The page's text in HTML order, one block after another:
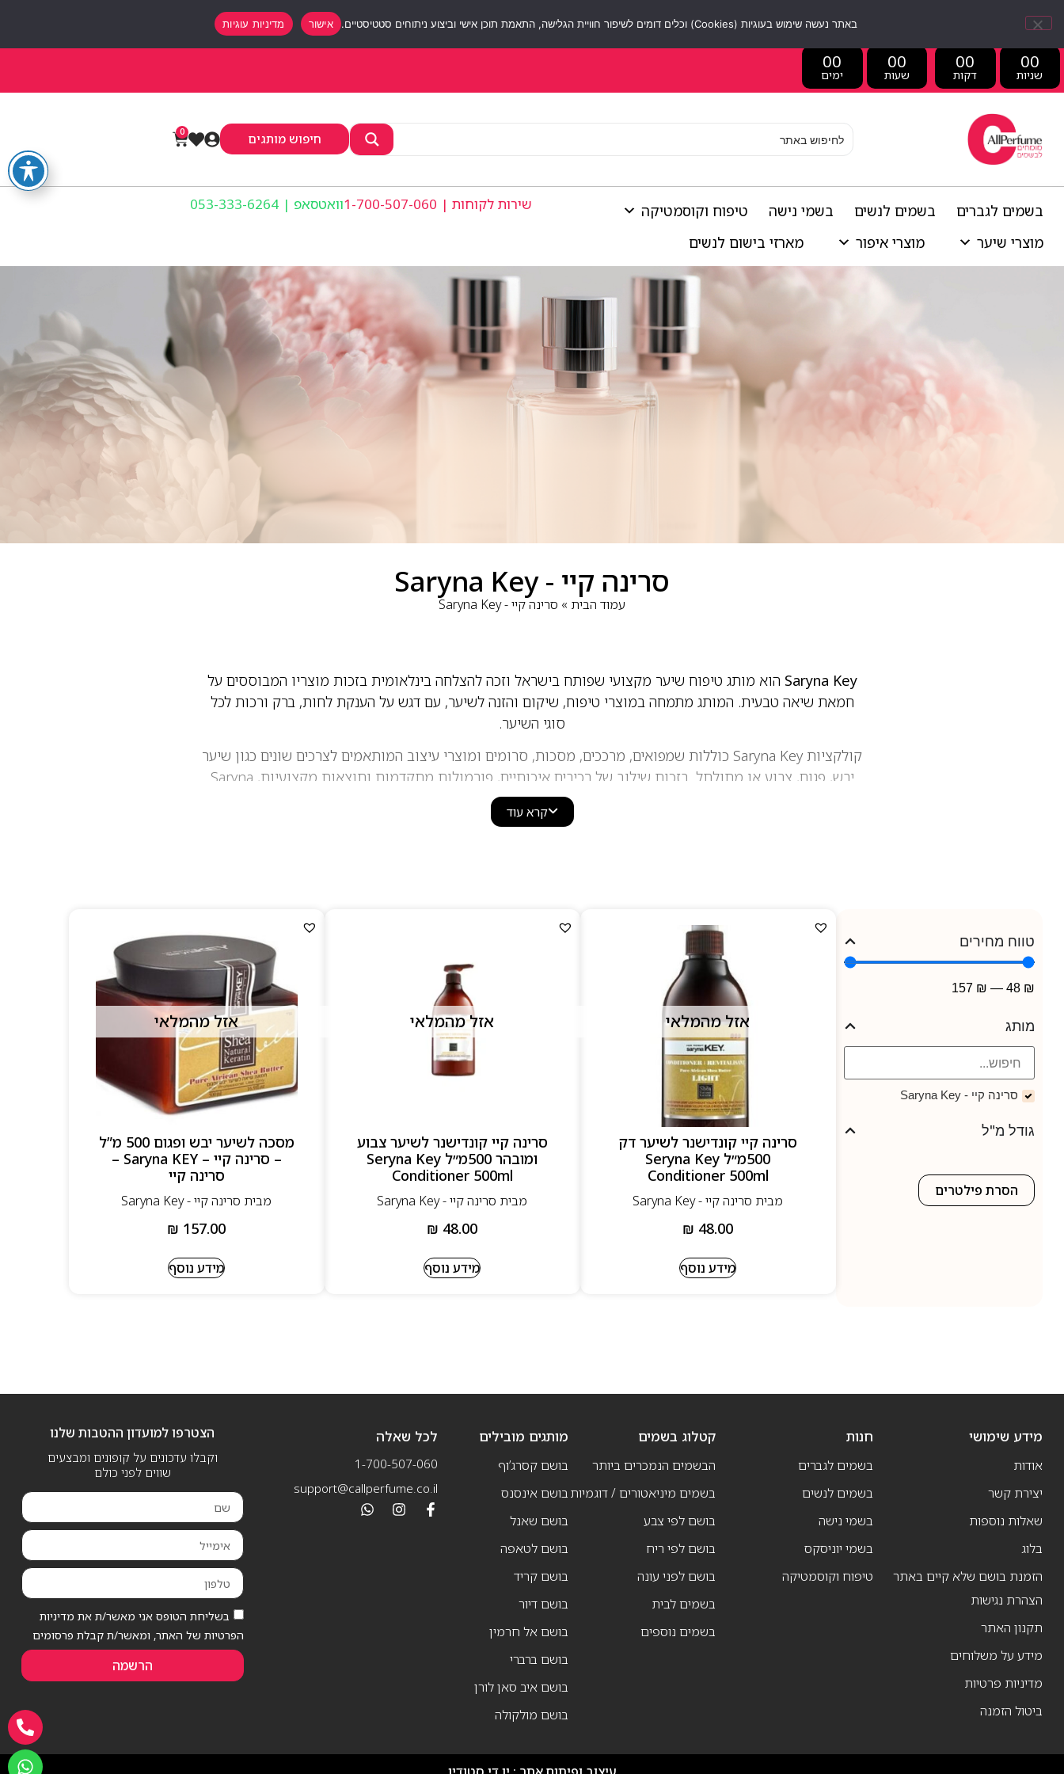
חגיגת אהבה באתר | 50 ₪ מתנה על כל 250 ₪
00
ימים
00
שעות
00
דקות
00
שניות
חיפוש מותגים 0
בשמים לגברים בשמים לנשים בשמי נישה
טיפוח וקוסמטיקה
מוצרי שיער
מוצרי איפור מארזי בישום לנשים
שירות לקוחות | 1-700-507-060 וואטסאפ | 053-333-6264
סרינה קיי - Saryna Key
עמוד הבית » סרינה קיי - Saryna Key
Saryna Key הוא מותג טיפוח שיער מקצועי שפותח בישראל וזכה להצלחה בינלאומית בזכות מוצריו המבוססים על
חמאת שיאה טבעית. המותג מתמחה במוצרי טיפוח, שיקום והזנה לשיער, עם דגש על הענקת לחות, ברק ורכות לכל
סוגי השיער.
קולקציות Saryna Key כוללות שמפואים, מרככים, מסכות, סרומים ומוצרי עיצוב המותאמים לצרכים שונים כגון שיער
יבש, פגום, צבוע או מתולתל. בזכות שילוב של רכיבים איכותיים, פורמולות מתקדמות ותוצאות מקצועיות, Saryna
קרא עוד
טווח מחירים
₪
48
—
₪
157
מותג
סרינה קיי - Saryna Key
גודל מ"ל
הסרת פילטרים
אזל מהמלאי
סרינה קיי קונדישנר לשיער דק
500מ״ל Seryna Key
Conditioner 500ml
מבית סרינה קיי - Saryna Key
₪ 48.00
מידע נוסף
אזל מהמלאי
סרינה קיי קונדישנר לשיער צבוע
ומובהר 500מ״ל Seryna Key
Conditioner 500ml
מבית סרינה קיי - Saryna Key
₪ 48.00
מידע נוסף
אזל מהמלאי
מסכה לשיער יבש ופגום 500 מ”ל
– סרינה קיי – Saryna KEY –
סרינה קיי
מבית סרינה קיי - Saryna Key
₪ 157.00
מידע נוסף
מידע שימושי
אודות
יצירת קשר
שאלות נוספות
בלוג
הזמנת בושם שלא קיים באתר
הצהרת נגישות
תקנון האתר
מידע על משלוחים
מדיניות פרטיות
ביטול הזמנה
חנות
בשמים לגברים
בשמים לנשים
בשמי נישה
בשמי יוניסקס
טיפוח וקוסמטיקה
קטלוג בשמים
הבשמים הנמכרים ביותר
בשמים מיניאטורים / דוגמיות
בושם לפי צבע
בושם לפי ריח
בושם לפני עונה
בשמים לבית
בשמים נוספים
מותגים מובילים
בושם קסרג’וף
בושם אינסנס
בושם שאנל
בושם לטאפה
בושם קריד
בושם דיור
בושם אל חרמין
בושם ברברי
בושם איב סאן לורן
בושם מולקולה
לכל שאלה
1-700-507-060
support@callperfume.co.il
הצטרפו למועדון ההטבות שלנו
וקבלו עדכונים על קופונים ומבצעים
שווים לפני כולם
בשליחת הטופס אני מאשר/ת את מדיניות
הפרטיות של האתר, ומאשר/ת קבלת פרסומים
הרשמה
באתר נעשה שימוש בעוגיות (Cookies) וכלים דומים לשיפור חוויית הגלישה, התאמת תוכן אישי וביצוע ניתוחים סטטיסטיים. אישור מדיניות עוגיות